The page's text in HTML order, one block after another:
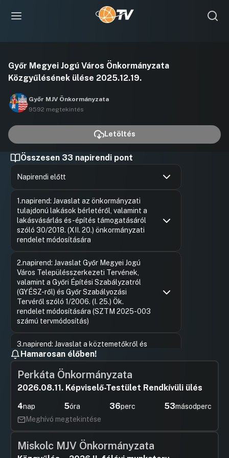
lejátszása
Győr Megyei Jogú Város Önkormányzata
Közgyűlésének ülése 2025.12.19.
Győr MJV Önkormányzata
9592 megtekintés
Letöltés
Összesen 33 napirendi pont
Napirendi előtt
1.napirend: Javaslat az önkormányzati
tulajdonú lakások bérletéről, valamint a
lakásvásárlás és -építés támogatásáról
szóló 30/2018. (XII. 20.) önkormányzati
rendelet módosítására
2.napirend: Javaslat Győr Megyei Jogú
Város Településszerkezeti Tervének,
valamint a Győri Építési Szabályzatról
(GYÉSZ-ről) és Győr Szabályozási
Tervéről szóló 1/2006. (I. 25.) Ök.
rendelet módosítására (SZTM 2025-003
számú tervmódosítás)
3.napirend: Javaslat a köztemetőkről és
a temetkezés rendjéről szóló 16/2004.
(IV. 16.) önkormányzati rendelet
módosítására
HozzászólásokUgrás a napirendi pontra
Kósa
Város Önkormányzata és Győr Megyei
Jogú Város Polgármesteri Hivatala 2026.
évi ellenőrzési tervére
HozzászólásokUgrás a napirendi pontra
5.napirend: Javaslat Győr Megyei Jogú
Hamarosan élőben!
Perkáta Önkormányzata
2026.08.11. Képviselő-Testület Rendkívüli ülés
4nap 5óra 36perc 53másodperc
Meghívó megtekintése
Miskolc MJV Önkormányzata